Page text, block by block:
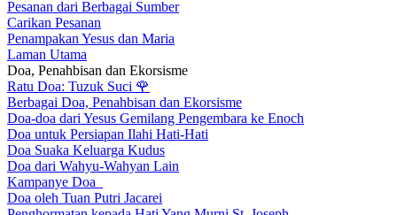
Pesanan dari Berbagai Sumber
Carikan Pesanan
Penampakan Yesus dan Maria
Laman Utama
Doa, Penahbisan dan Ekorsisme
Ratu Doa: Tuzuk Suci 🌹
Berbagai Doa, Penahbisan dan Ekorsisme
Doa-doa dari Yesus Gemilang Pengembara ke Enoch
Doa untuk Persiapan Ilahi Hati-Hati
Doa Suaka Keluarga Kudus
Doa dari Wahyu-Wahyan Lain
Kampanye Doa
Doa oleh Tuan Putri Jacarei